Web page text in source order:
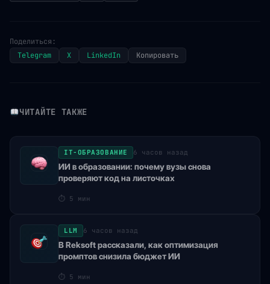
Поделиться:
Telegram
X LinkedIn Копировать
ЧИТАЙТЕ ТАКЖЕ
IT-ОБРАЗОВАНИЕ 6 часов назад
ИИ в образовании: почему вузы снова
проверяют код на листочках
⏱ 5 мин
LLM 6 часов назад
В Reksoft рассказали, как оптимизация
промптов снизила бюджет ИИ
⏱ 5 мин